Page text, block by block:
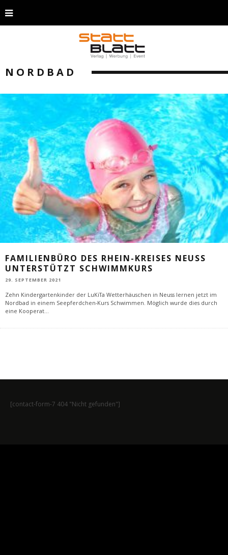
NORDBAD
FAMILIENBÜRO DES RHEIN-KREISES NEUSS
UNTERSTÜTZT SCHWIMMKURS
29. SEPTEMBER 2021
Zehn Kindergartenkinder der LuKiTa Wetterhäuschen in Neuss lernen jetzt im
Nordbad in einem Seepferdchen-Kurs Schwimmen. Möglich wurde dies durch
eine Kooperat...
[contact-form-7 404 "Nicht gefunden"]